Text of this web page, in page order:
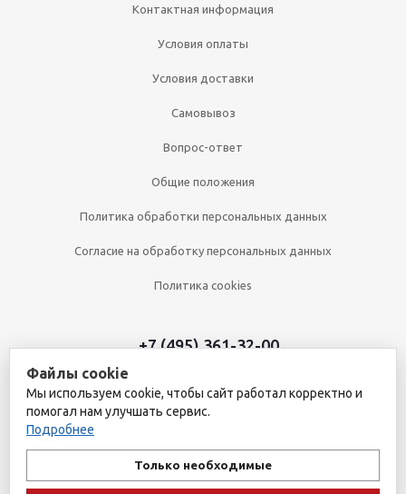
Контактная информация
Условия оплаты
Условия доставки
Самовывоз
Вопрос-ответ
Общие положения
Политика обработки персональных данных
Согласие на обработку персональных данных
Политика cookies
+7 (495) 361-32-00
Обращаем ваше внимание на то, что данный интернет-сайт носит
исключительно информационный характер и ни при каких
Файлы cookie
Мы используем cookie, чтобы сайт работал корректно и
помогал нам улучшать сервис.
Подробнее
Только необходимые